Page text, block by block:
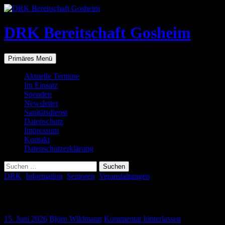
Zum
springen
DRK Bereitschaft Gosheim
Suchen
Primäres Menü
Aktuelle Termine
Im Einsatz
Spenden
Newsletter
Sanitätsdienst
Datenschutz
Impressum
Kontakt
Datenschutzerklärung
Suchen
nach:
DRK Information Senioren Veranstaltungen
15. Juni 2026 Björn Wildmann Kommentar hinterlassen